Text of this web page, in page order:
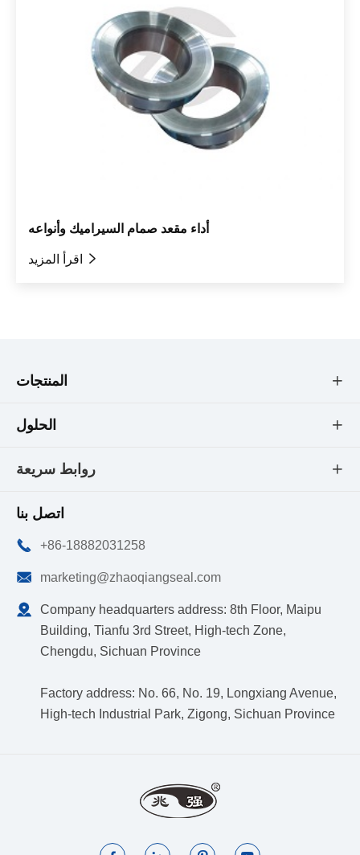
أداء مقعد صمام السيراميك وأنواعه

المنتجات 
الحلول 
روابط سريعة 
اتصل بنا
 +86-18882031258
 marketing@zhaoqiangseal.com

Company headquarters address: 8th Floor, Maipu
Building, Tianfu 3rd Street, High-tech Zone,
Chengdu, Sichuan Province
Factory address: No. 66, No. 19, Longxiang Avenue,
High-tech Industrial Park, Zigong, Sichuan Province